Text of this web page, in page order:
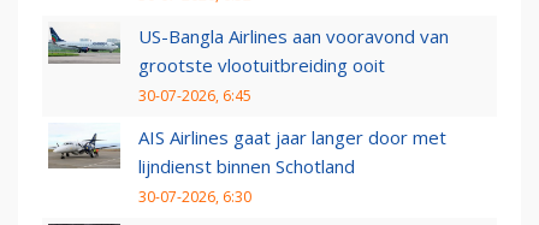
US-Bangla Airlines aan vooravond van
grootste vlootuitbreiding ooit
30-07-2026, 6:45
AIS Airlines gaat jaar langer door met
lijndienst binnen Schotland
30-07-2026, 6:30